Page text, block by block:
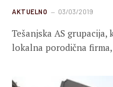
AKTUELNO 03/03/2019
Tešanjska AS
lokalna porodična